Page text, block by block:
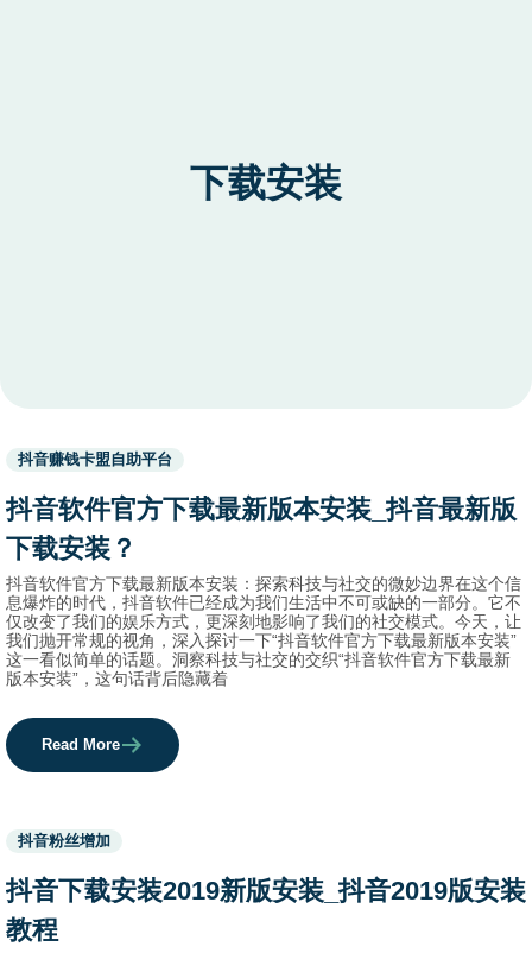
下载安装
Used
before
category
names.
抖音赚钱卡盟自助平台
抖音软件官方下载最新版本安装_抖音最新版
下载安装？
抖音软件官方下载最新版本安装：探索科技与社交的微妙边界在这个信
息爆炸的时代，抖音软件已经成为我们生活中不可或缺的一部分。它不
仅改变了我们的娱乐方式，更深刻地影响了我们的社交模式。今天，让
我们抛开常规的视角，深入探讨一下“抖音软件官方下载最新版本安装”
这一看似简单的话题。洞察科技与社交的交织“抖音软件官方下载最新
版本安装”，这句话背后隐藏着
Read More
Used
before
category
names.
抖音粉丝增加
抖音下载安装2019新版安装_抖音2019版安装
教程